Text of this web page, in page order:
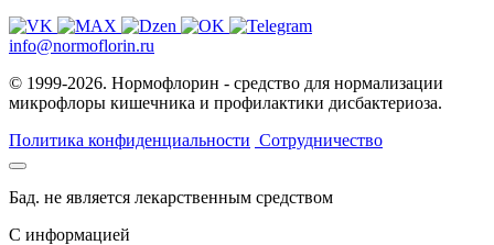
info@normoflorin.ru
© 1999-2026. Нормофлорин - средство для нормализации
микрофлоры кишечника и профилактики дисбактериоза.
Политика конфиденциальности Сотрудничество
Бад. не является лекарственным средством
C информацией